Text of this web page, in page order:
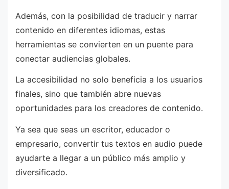
Además, con la posibilidad de traducir y narrar
contenido en diferentes idiomas, estas
herramientas se convierten en un puente para
conectar audiencias globales.
La accesibilidad no solo beneficia a los usuarios
finales, sino que también abre nuevas
oportunidades para los creadores de contenido.
Ya sea que seas un escritor, educador o
empresario, convertir tus textos en audio puede
ayudarte a llegar a un público más amplio y
diversificado.